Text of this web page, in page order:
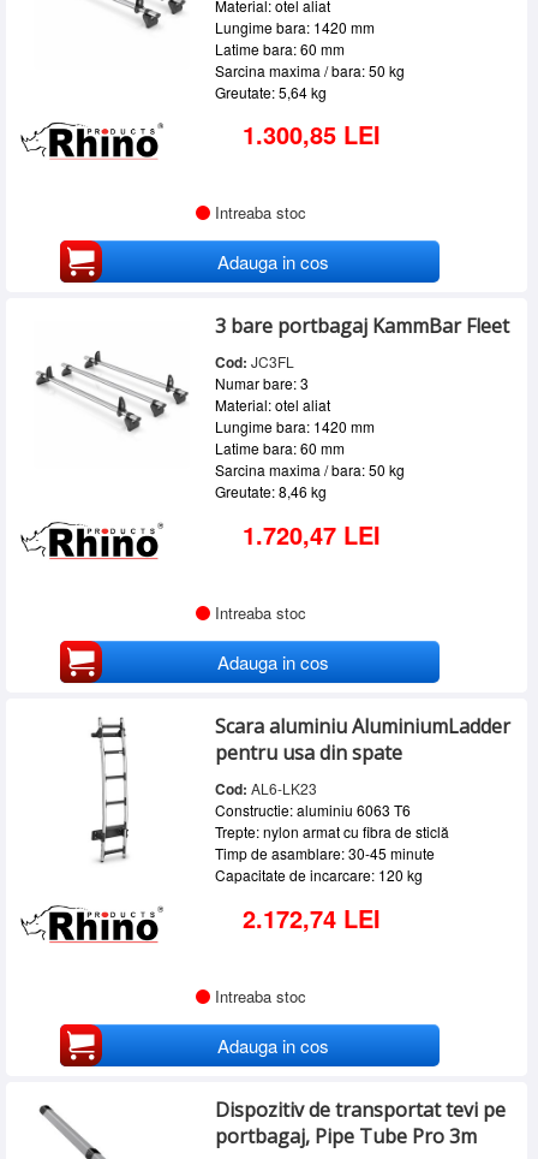
Material: otel aliat
Lungime bara: 1420 mm
Latime bara: 60 mm
Sarcina maxima / bara: 50 kg
Greutate: 5,64 kg
1.300,85 LEI
Intreaba stoc
Adauga in cos
3 bare portbagaj KammBar Fleet
Cod: JC3FL
Numar bare: 3
Material: otel aliat
Lungime bara: 1420 mm
Latime bara: 60 mm
Sarcina maxima / bara: 50 kg
Greutate: 8,46 kg
1.720,47 LEI
Intreaba stoc
Adauga in cos
Scara aluminiu AluminiumLadder
pentru usa din spate
Cod: AL6-LK23
Constructie: aluminiu 6063 T6
Trepte: nylon armat cu fibra de sticlă
Timp de asamblare: 30-45 minute
Capacitate de incarcare: 120 kg
2.172,74 LEI
Intreaba stoc
Adauga in cos
Dispozitiv de transportat tevi pe
portbagaj, Pipe Tube Pro 3m